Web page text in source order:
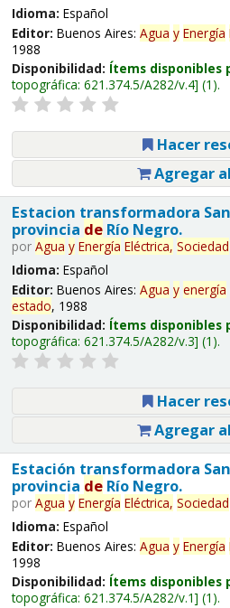
Idioma: Español
Editor: Buenos Aires: Agua y Energía
1988
Disponibilidad: Ítems disponibles
topográfica: 621.374.5/A282/v.4 (1).
Hacer
Agregar
Estacion transformadora
provincia deRío Negro.
por Agua y Energía Eléctrica, Sociedad
Idioma: Español
Editor: Buenos Aires: Agua y energía
estado, 1988
Disponibilidad: Ítems disponibles
topográfica: 621.374.5/A282/v.3 (1).
Hacer
Agregar
Estación transformadora
provincia deRío Negro.
por Agua y Energía Eléctrica, Sociedad
Idioma: Español
Editor: Buenos Aires: Agua y Energía
1998
Disponibilidad: Ítems disponibles
topográfica: 621.374.5/A282/v.1 (1).